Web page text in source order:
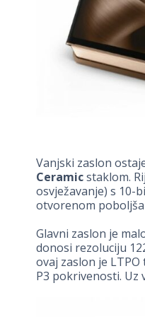
Vanjski zaslon
Ceramicstaklom.
osvježavanje) s 10-
otvorenom
Glavni zaslon je
donosi rezoluciju
ovaj zaslon je
P3 pokrivenosti. Uz